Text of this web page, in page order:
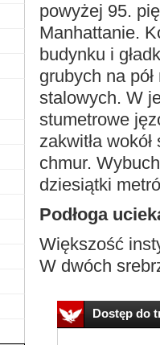
powyżej 95.
Manhattanie.
budynku i
grubych na
stalowych. W
stumetrowe
zakwitła
chmur.
dziesiątki
Podłoga
Większość
W dwóch
Dostęp do